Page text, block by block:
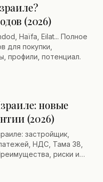
(2026)
Haïfa, Eilat... Полное
для покупки,
профили, потенциал.
новые
(2026)
застройщик,
НДС, Тама 38,
риски и